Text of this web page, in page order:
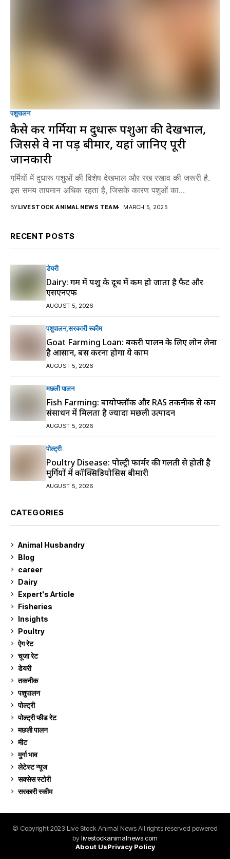
पशुपालन
कैसे करें गर्मियों में दुधारू पशुओं की देखभाल,
जिससे वे ना पड़ें बीमार, यहां जानिए पूरी
जानकारी
गर्मियों में दुधारू पशुओं की विशेष देखभाल और रख रखाव की जरूरी है.
इस समय तापमान अधिक रहता है, जिसके कारण पशुओं का...
BYLIVESTOCK ANIMAL NEWS TEAM MARCH 5, 2025
RECENT POSTS
डेयरी
Dairy: गर्मी में पशु के दूध में कम हो जाता है फैट और
एसएनएफ
AUGUST 5, 2026
पशुपालन सरकारी स्की‍म
Goat Farming Loan: बकरी पालन के लिए लोन लेना
है आसान, बस करना होगा ये काम
AUGUST 5, 2026
मछली पालन
Fish Farming: बायोफ्लॉक और RAS तकनीक से कम
संसाधन में मिलता है ज्यादा मछली उत्पादन
AUGUST 5, 2026
पोल्ट्री
Poultry Disease: पोल्ट्री फार्मर की गलती से होती है
मुर्गियों में कॉक्सिडियोसिस बीमारी
AUGUST 5, 2026
CATEGORIES
Animal Husbandry
Blog
career
Dairy
Expert's Article
Fisheries
Insights
Poultry
ऐग रेट
चूजा रेट
डेयरी
तकनीक
पशुपालन
पोल्ट्री
पोल्ट्री फीड रेट
मछली पालन
मीट
मुर्गा भाव
लेटेस्ट न्यूज
सक्सेस स्टो‍री
सरकारी स्की‍म
© Copyright 2023 Live Stock Animal News All rights reserved powered
bylivestockanimalnews.com
About UsPrivacy Policy